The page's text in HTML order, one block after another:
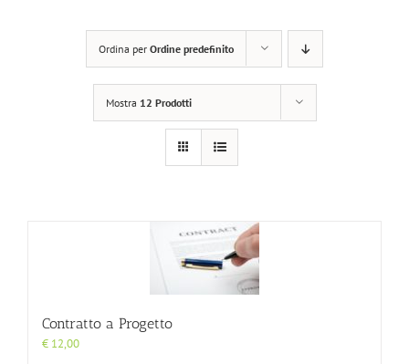
Ordina per Ordine predefinito
Mostra 12 Prodotti
Contratto a Progetto
€ 12,00